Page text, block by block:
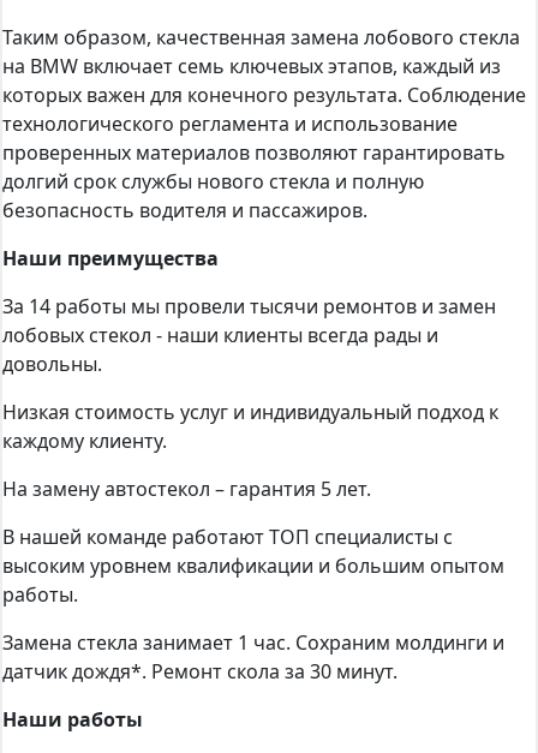
Таким образом, качественная замена лобового стекла
на BMW включает семь ключевых этапов, каждый из
которых важен для конечного результата. Соблюдение
технологического регламента и использование
проверенных материалов позволяют гарантировать
долгий срок службы нового стекла и полную
безопасность водителя и пассажиров.
Наши преимущества
За 14 работы мы провели тысячи ремонтов и замен
лобовых стекол - наши клиенты всегда рады и
довольны.
Низкая стоимость услуг и индивидуальный подход к
каждому клиенту.
На замену автостекол – гарантия 5 лет.
В нашей команде работают ТОП специалисты с
высоким уровнем квалификации и большим опытом
работы.
Замена стекла занимает 1 час. Сохраним молдинги и
датчик дождя*. Ремонт скола за 30 минут.
Наши работы